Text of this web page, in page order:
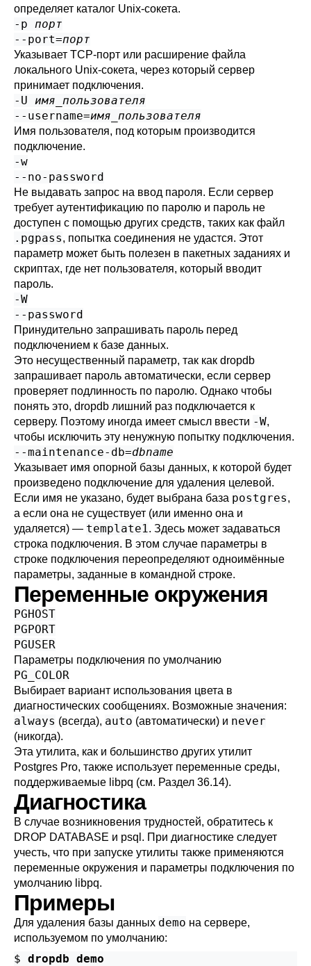
определяет каталог Unix-сокета.
-p порт
--port=порт
Указывает TCP-порт или расширение файла
локального Unix-сокета, через который сервер
принимает подключения.
-U имя_пользователя
--username=имя_пользователя
Имя пользователя, под которым производится
подключение.
-w
--no-password
Не выдавать запрос на ввод пароля. Если сервер
требует аутентификацию по паролю и пароль не
доступен с помощью других средств, таких как файл
.pgpass, попытка соединения не удастся. Этот
параметр может быть полезен в пакетных заданиях и
скриптах, где нет пользователя, который вводит
пароль.
-W
--password
Принудительно запрашивать пароль перед
подключением к базе данных.
Это несущественный параметр, так как dropdb
запрашивает пароль автоматически, если сервер
проверяет подлинность по паролю. Однако чтобы
понять это, dropdb лишний раз подключается к
серверу. Поэтому иногда имеет смысл ввести -W,
чтобы исключить эту ненужную попытку подключения.
--maintenance-db=dbname
Указывает имя опорной базы данных, к которой будет
произведено подключение для удаления целевой.
Если имя не указано, будет выбрана база postgres,
а если она не существует (или именно она и
удаляется) — template1. Здесь может задаваться
строка подключения. В этом случае параметры в
строке подключения переопределяют одноимённые
параметры, заданные в командной строке.
Переменные окружения
PGHOST
PGPORT
PGUSER
Параметры подключения по умолчанию
PG_COLOR
Выбирает вариант использования цвета в
диагностических сообщениях. Возможные значения:
always (всегда), auto (автоматически) и never
(никогда).
Эта утилита, как и большинство других утилит
Postgres Pro, также использует переменные среды,
поддерживаемые libpq (см. Раздел 36.14).
Диагностика
В случае возникновения трудностей, обратитесь к
DROP DATABASE и psql . При диагностике следует
учесть, что при запуске утилиты также применяются
переменные окружения и параметры подключения по
умолчанию libpq.
Примеры
Для удаления базы данных demo на сервере,
используемом по умолчанию:
$ dropdb demo